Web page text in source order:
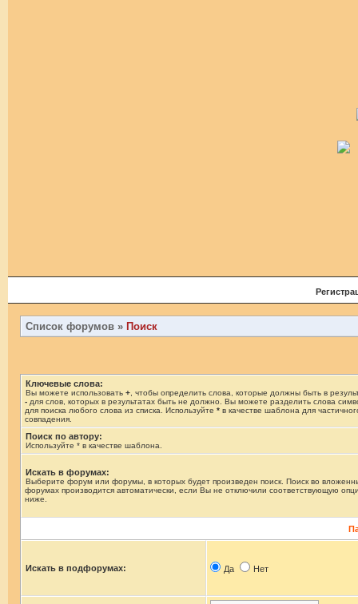
Список форумов » Поиск
Ключевые слова:
Вы можете использовать + , чтобы определить слова, которые должны быть в
- для слов, которых в результатах быть не должно. Вы можете разделить слова
для поиска любого слова из списка. Используйте * в качестве шаблона для
совпадения.
Поиск по автору:
Используйте * в качестве шаблона.
Искать в форумах:
Выберите форум или форумы, в которых будет произведен поиск. Поиск во
форумах производится автоматически, если Вы не отключили соответствующую
ниже.
Искать в подфорумах: Да Нет